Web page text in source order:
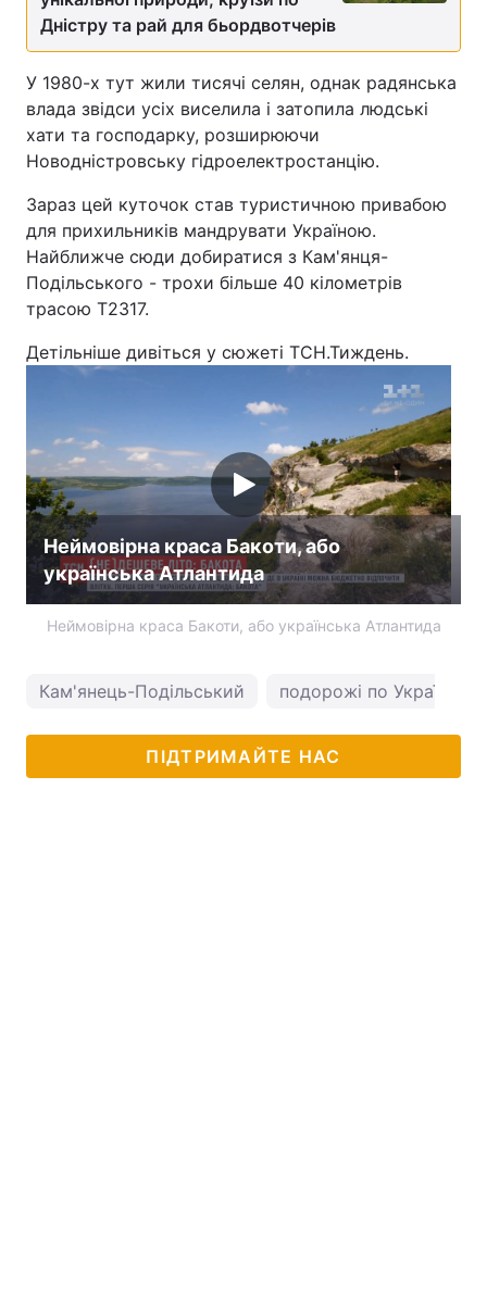
Дністру та рай для бьордвотчерів
У 1980-х тут жили тисячі селян, однак радянська
влада звідси усіх виселила і затопила людські
хати та господарку, розширюючи
Новодністровську гідроелектростанцію.
Зараз цей куточок став туристичною привабою
для прихильників мандрувати Україною.
Найближче сюди добиратися з Кам'янця-
Подільського - трохи більше 40 кілометрів
трасою Т2317.
Детільніше дивіться у сюжеті ТСН.Тиждень.
Неймовірна краса Бакоти, або
українська Атлантида
Неймовірна краса Бакоти, або українська Атлантида
Кам'янець-Подільський подорожі по Україні
ПІДТРИМАЙТЕ НАС